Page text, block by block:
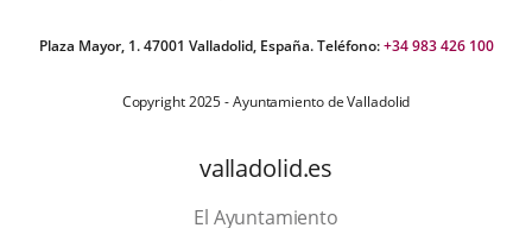
Plaza Mayor, 1. 47001 Valladolid, España. Teléfono:+34 983 426 100
Copyright 2025 - Ayuntamiento de Valladolid
valladolid.es
El Ayuntamiento